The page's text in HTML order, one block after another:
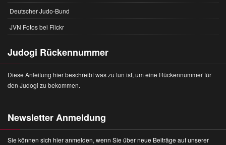
Deutscher Judo-Bund
JVN Fotos bei Flickr
Judogi Rückennummer
Diese Anleitung hier beschreibt was zu tun ist, um eine Rückennummer für
den Judogi zu bekommen.
Newsletter Anmeldung
Sie können sich hier anmelden, wenn Sie über neue Beiträge auf unserer